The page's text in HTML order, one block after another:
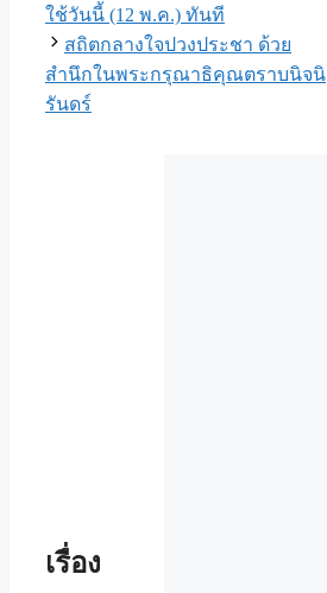
ใช้วันนี้ (12 พ.ค.) ทันที
สถิตกลางใจปวงประชา ด้วย
สำนึกในพระกรุณาธิคุณตราบนิจนิ
รันดร์
เรื่อง